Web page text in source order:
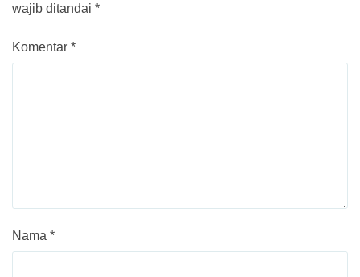
wajib ditandai *
Komentar *
Nama *